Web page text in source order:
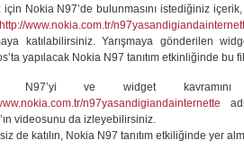
için Nokia N97’de bulunmasını istediğiniz
http://www.nokia.com.tr/
katılabilirsiniz. Yarışmaya gönderilen
yapılacak Nokia N97 tanıtım etkinliğinde
N97’yi ve widget kavramını
n97yasandigiandainternette
videosunu da izleyebilirsiniz.
de katılın, Nokia N97 tanıtım etkiliğinde yer